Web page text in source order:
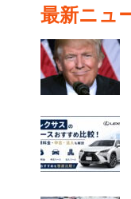
最新ニュ